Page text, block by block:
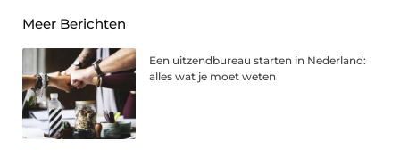
Meer Berichten
Een uitzendbureau starten in Nederland:
alles wat je moet weten